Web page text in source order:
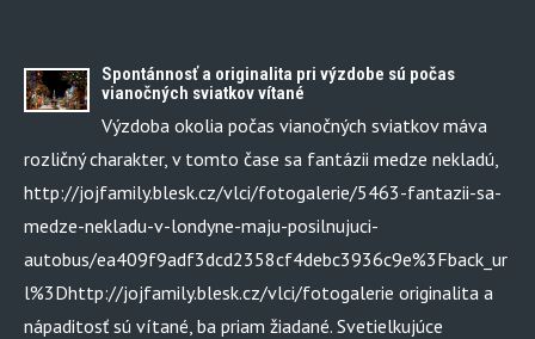
Spontánnosť a originalita pri výzdobe sú počas
vianočných sviatkov vítané
Výzdoba okolia počas vianočných sviatkov máva
rozličný charakter, v tomto čase sa fantázii medze nekladú,
http://jojfamily.blesk.cz/vlci/fotogalerie/5463-fantazii-sa-
medze-nekladu-v-londyne-maju-posilnujuci-
autobus/ea409f9adf3dcd2358cf4debc3936c9e%3Fback_ur
l%3Dhttp://jojfamily.blesk.cz/vlci/fotogalerie originalita a
nápaditosť sú vítané, ba priam žiadané. Svetielkujúce